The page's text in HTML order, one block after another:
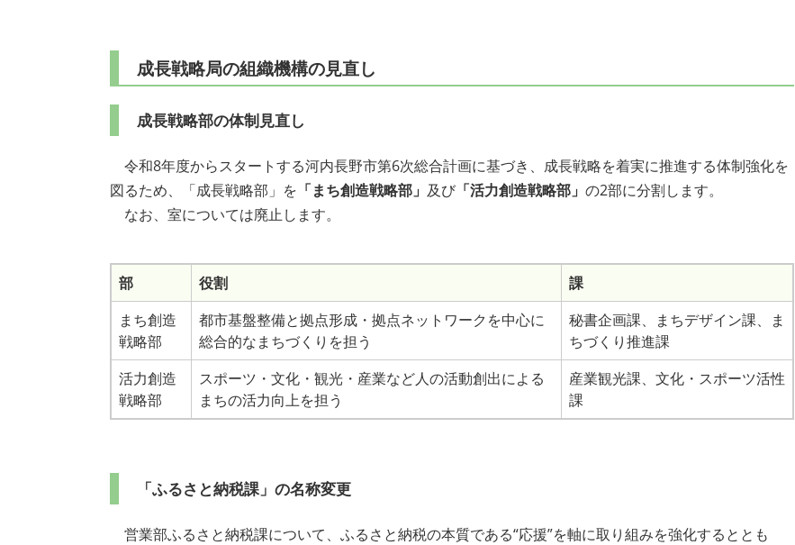
成長戦略局の組織機構の見直し
成長戦略部の体制見直し
令和8年度からスタートする河内長野市第6次総合計画に基づき、成長戦略を着実に推進する体制強化を
図るため、「成長戦略部」を 「まち創造戦略部 」 及び 「活力創造戦略部 」 の2部に分割します。
なお、室については廃止します。
部 役割
課
まち創造
戦略部
都市基盤整備と拠点形成・拠点ネットワークを中心に
総合的なまちづくりを担う
秘書企画課、まちデザイン課、ま
ちづくり推進課
活力創造
戦略部
スポーツ・文化・観光・産業など人の活動創出による
まちの活力向上を担う
産業観光課、文化・スポーツ活性
課
「ふるさと納税課」の名称変更
営業部ふるさと納税課について、ふるさと納税の本質である“応援”を軸に取り組みを強化するととも